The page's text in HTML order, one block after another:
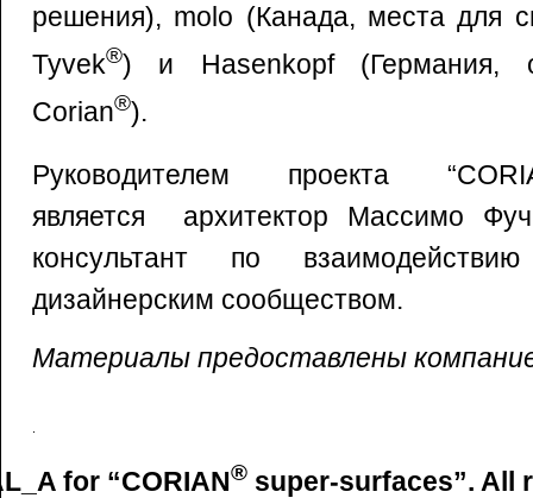
решения), molo (Канада, места для
Tyvek®) и Hasenkopf (Германия,
Corian®).
Руководителем проекта
является архитектор Массимо
консультант по
дизайнерским сообществом.
Материалы предоставлены
for “CORIAN® super-surfaces”. All